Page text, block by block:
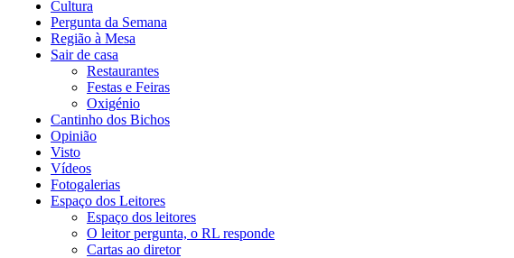
Cultura
Pergunta da Semana
Região à Mesa
Sair de casa
Restaurantes
Festas e Feiras
Oxigénio
Cantinho dos Bichos
Opinião
Visto
Vídeos
Fotogalerias
Espaço dos Leitores
Espaço dos leitores
O leitor pergunta, o RL responde
Cartas ao diretor